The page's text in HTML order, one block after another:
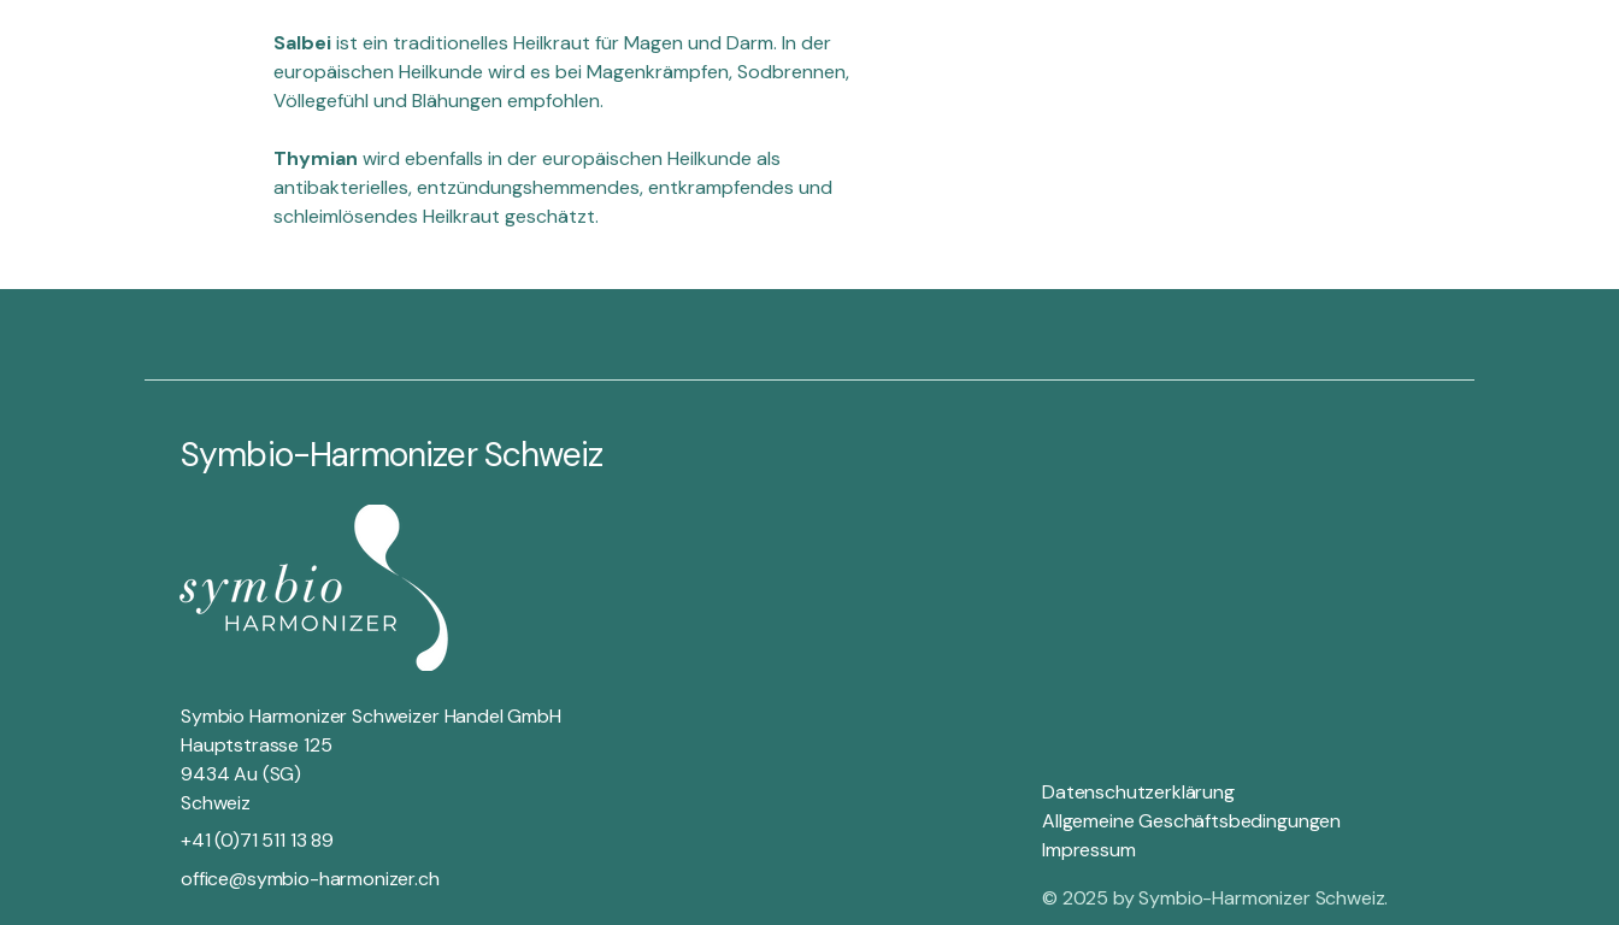
Salbeiist ein traditionelles Heilkraut für Magen und Darm. In der
europäischen Heilkunde wird es bei Magenkrämpfen, Sodbrennen,
Völlegefühl und Blähungen empfohlen.
Thymian wird ebenfalls in der europäischen Heilkunde als
antibakterielles, entzündungshemmendes, entkrampfendes und
schleimlösendes Heilkraut geschätzt.
Symbio-Harmonizer Schweiz
Symbio Harmonizer Schweizer Handel GmbH
Hauptstrasse 125
9434 Au (SG)
Schweiz
+41 (0)71 511 13 89
office@symbio-harmonizer.ch
Datenschutzerklärung
Allgemeine Geschäftsbedingungen
Impressum
© 2025 by Symbio-Harmonizer Schweiz.